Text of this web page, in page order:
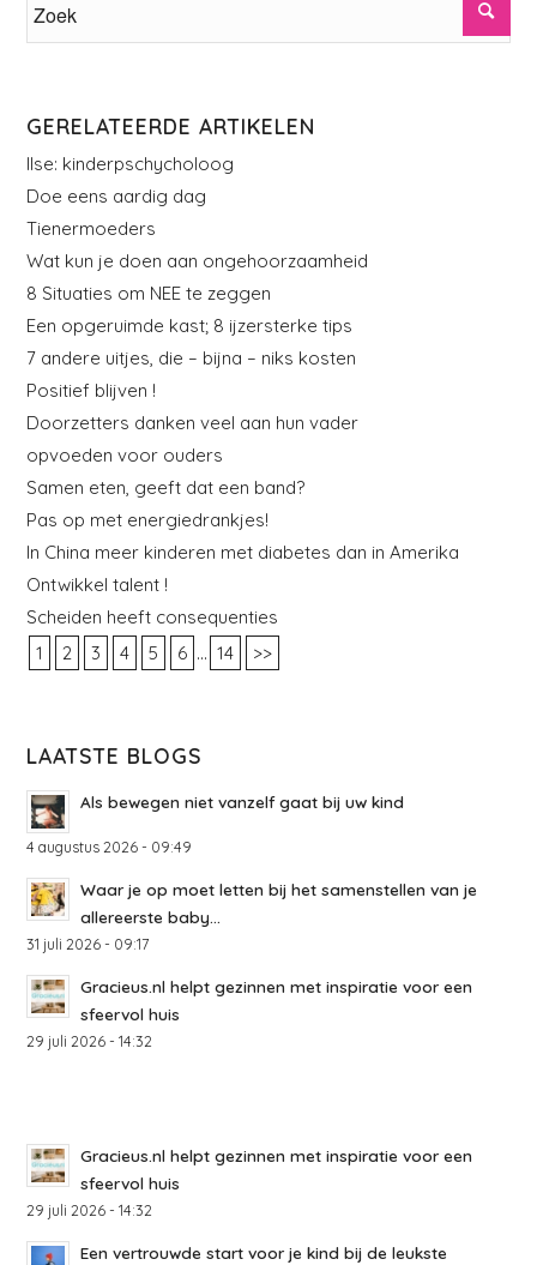
GERELATEERDE ARTIKELEN
Ilse: kinderpschycholoog
Doe eens aardig dag
Tienermoeders
Wat kun je doen aan ongehoorzaamheid
8 Situaties om NEE te zeggen
Een opgeruimde kast; 8 ijzersterke tips
7 andere uitjes, die – bijna – niks kosten
Positief blijven !
Doorzetters danken veel aan hun vader
opvoeden voor ouders
Samen eten, geeft dat een band?
Pas op met energiedrankjes!
In China meer kinderen met diabetes dan in Amerika
Ontwikkel talent !
Scheiden heeft consequenties
1
2 3 4 5 6 ... 14 >>
LAATSTE BLOGS
Als bewegen niet vanzelf gaat bij uw kind
4 augustus 2026 - 09:49
Waar je op moet letten bij het samenstellen van je
allereerste baby...
31 juli 2026 - 09:17
Gracieus.nl helpt gezinnen met inspiratie voor een
sfeervol huis
29 juli 2026 - 14:32
Gracieus.nl helpt gezinnen met inspiratie voor een
sfeervol huis
29 juli 2026 - 14:32
Een vertrouwde start voor je kind bij de leukste